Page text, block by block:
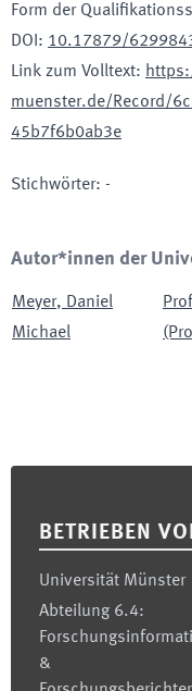
Form der
DOI : 10.17879/
Link zum Volltext:
muenster.de/Record/
45b7f6b0ab3e
Stichwörter: -
Autor*innen der
Meyer, Daniel
Michael
BETRIEBEN
Universität Münster
Abteilung 6.4:
&